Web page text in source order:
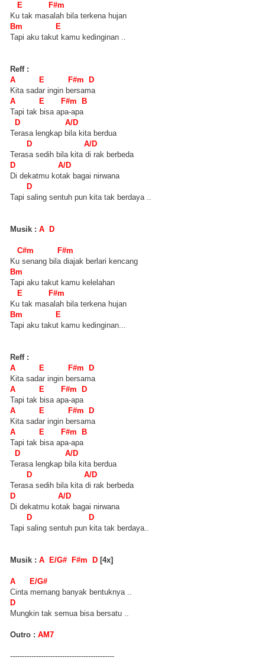
E F#m
Ku tak masalah bila terkena hujan
Bm E
Tapi aku takut kamu kedinginan ..
Reff :
A E F#m D
Kita sadar ingin bersama
A E F#m B
Tapi tak bisa apa-apa
D A/D
Terasa lengkap bila kita berdua
D A/D
Terasa sedih bila kita di rak berbeda
D A/D
Di dekatmu kotak bagai nirwana
D
Tapi saling sentuh pun kita tak berdaya ..
Musik : A D
C#m F#m
Ku senang bila diajak berlari kencang
Bm
Tapi aku takut kamu kelelahan
E F#m
Ku tak masalah bila terkena hujan
Bm E
Tapi aku takut kamu kedinginan...
Reff :
A E F#m D
Kita sadar ingin bersama
A E F#m D
Tapi tak bisa apa-apa
A E F#m D
Kita sadar ingin bersama
A E F#m B
Tapi tak bisa apa-apa
D A/D
Terasa lengkap bila kita berdua
D A/D
Terasa sedih bila kita di rak berbeda
D A/D
Di dekatmu kotak bagai nirwana
D D
Tapi saling sentuh pun kita tak berdaya..
Musik : A E/G# F#m D [4x]
A E/G#
Cinta memang banyak bentuknya ..
D
Mungkin tak semua bisa bersatu ..
Outro : AM7
--------------------------------------------